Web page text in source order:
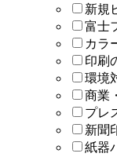
新規
富士
カラ
印刷
環境
商業
プレ
新聞
紙器